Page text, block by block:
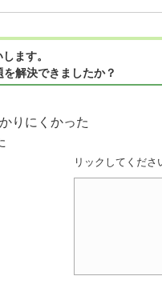
ます。
解決できましたか？
にくかった
リックしてくださ